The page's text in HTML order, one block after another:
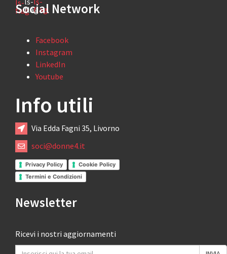
Social Network
Facebook
Instagram
LinkedIn
Youtube
Info utili
Via Edda Fagni 35, Livorno
soci@donne4.it
Privacy Policy
Cookie Policy
Termini e Condizioni
Newsletter
Ricevi i nostri aggiornamenti